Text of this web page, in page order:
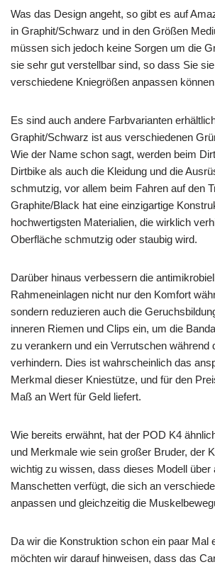
Was das Design angeht, so gibt es auf
in Graphit/Schwarz und in den Größen
müssen sich jedoch keine Sorgen um die
sie sehr gut verstellbar sind, so dass Sie
verschiedene Kniegrößen anpassen
Es sind auch andere Farbvarianten
Graphit/Schwarz ist aus verschiedenen
Wie der Name schon sagt, werden beim
Dirtbike als auch die Kleidung und die
schmutzig, vor allem beim Fahren auf den
Graphite/Black hat eine einzigartige
hochwertigsten Materialien, die wirklich
Oberfläche schmutzig oder staubig wird.
Darüber hinaus verbessern die
Rahmeneinlagen nicht nur den Komfort
sondern reduzieren auch die
inneren Riemen und Clips ein, um die
zu verankern und ein Verrutschen während
verhindern. Dies ist wahrscheinlich das
Merkmal dieser Kniestütze, und für den
Maß an Wert für Geld liefert.
Wie bereits erwähnt, hat der POD K4
und Merkmale wie sein großer Bruder, der
wichtig zu wissen, dass dieses Modell über
Manschetten verfügt, die sich an
anpassen und gleichzeitig die
Da wir die Konstruktion schon ein paar Mal
möchten wir darauf hinweisen, dass das